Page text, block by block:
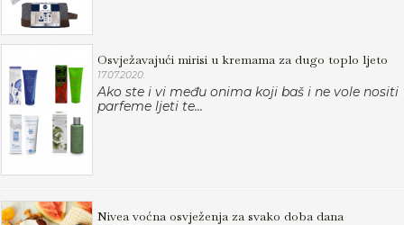
Osvježavajući mirisi u kremama za dugo toplo ljeto
17.07.2020.
Ako ste i vi među onima koji baš i ne vole nositi
parfeme ljeti te...
Nivea voćna osvježenja za svako doba dana